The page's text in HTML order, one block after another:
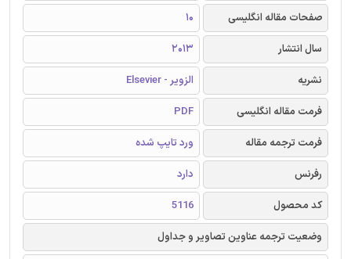
صفحات مقاله انگلیسی
10
سال انتشار
2013
نشریه
الزویر - Elsevier
فرمت مقاله انگلیسی
PDF
فرمت ترجمه مقاله
ورد تایپ شده
رفرنس
دارد
کد محصول
5116
وضعیت ترجمه عناوین تصاویر و جداول